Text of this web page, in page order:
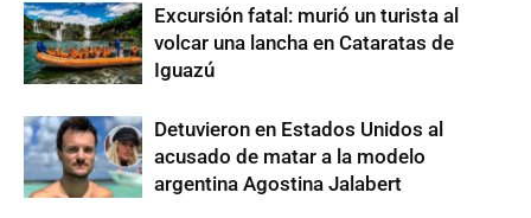
Excursión fatal: murió un turista al
volcar una lancha en Cataratas de
Iguazú
Detuvieron en Estados Unidos al
acusado de matar a la modelo
argentina Agostina Jalabert